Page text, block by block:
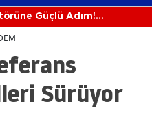
Güçlü Adım!
Sürüyor